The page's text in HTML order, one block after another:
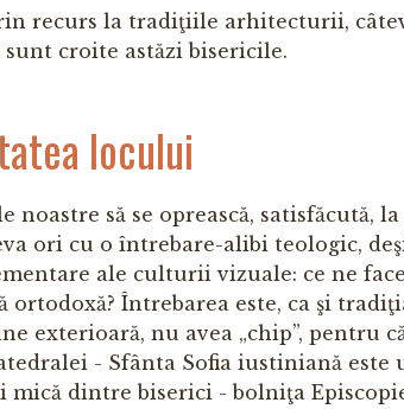
recurs la tradiţiile arhitecturii,
croite astăzi bisericile.
locului
să se oprească, satisfăcută,
ori cu o întrebare-alibi teologic,
ale culturii vizuale: ce ne
Întrebarea este, ca şi
exterioară, nu avea „chip”, pentru
- Sfânta Sofia iustiniană este
mică dintre biserici - bolniţa